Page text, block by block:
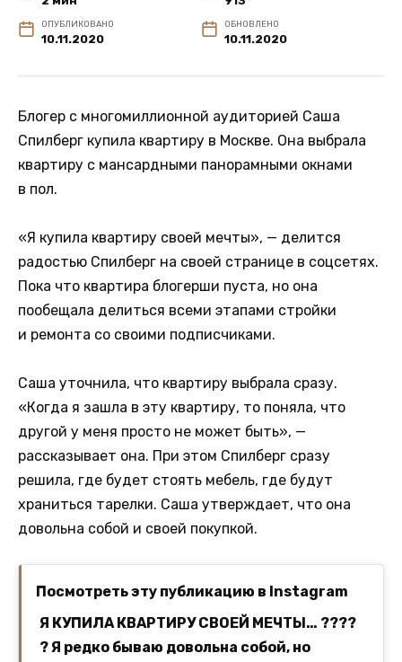
ОПУБЛИКОВАНО
10.11.2020
ОБНОВЛЕНО
10.11.2020
Блогер с многомиллионной аудиторией Саша
Спилберг купила квартиру в Москве. Она выбрала
квартиру с мансардными панорамными окнами
в пол.
«Я купила квартиру своей мечты», — делится
радостью Спилберг на своей странице в соцсетях.
Пока что квартира блогерши пуста, но она
пообещала делиться всеми этапами стройки
и ремонта со своими подписчиками.
Саша уточнила, что квартиру выбрала сразу.
«Когда я зашла в эту квартиру, то поняла, что
другой у меня просто не может быть», —
рассказывает она. При этом Спилберг сразу
решила, где будет стоять мебель, где будут
храниться тарелки. Саша утверждает, что она
довольна собой и своей покупкой.
Посмотреть эту публикацию в Instagram
Я КУПИЛА КВАРТИРУ СВОЕЙ МЕЧТЫ… ????
? Я редко бываю довольна собой, но